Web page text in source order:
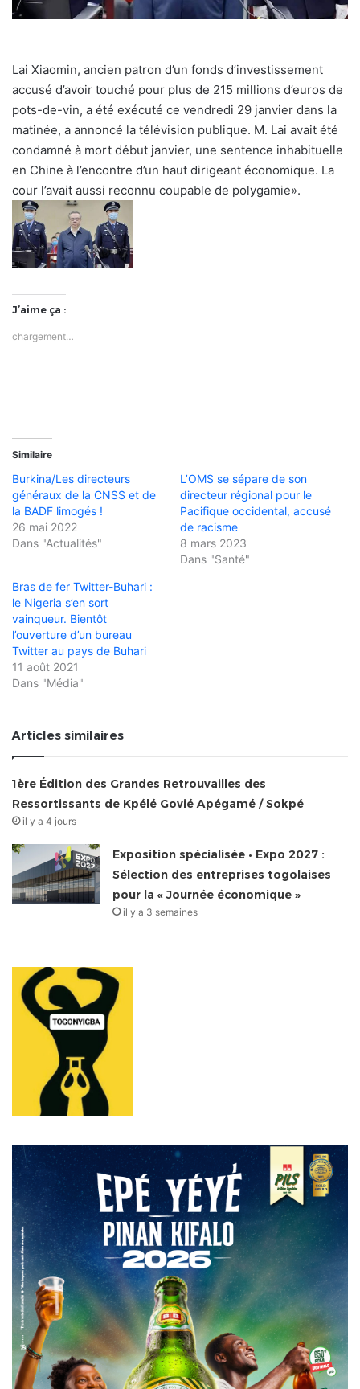
Lai Xiaomin, ancien patron d’un fonds d’investissement
accusé d’avoir touché pour plus de 215 millions d’euros de
pots-de-vin, a été exécuté ce vendredi 29 janvier dans la
matinée, a annoncé la télévision publique. M. Lai avait été
condamné à mort début janvier, une sentence inhabituelle
en Chine à l’encontre d’un haut dirigeant économique. La
cour l’avait aussi reconnu coupable de polygamie».
J’aime ça :
chargement…
Similaire
Burkina/Les directeurs
généraux de la CNSS et de
la BADF limogés !
26 mai 2022
Dans "Actualités"
L’OMS se sépare de son
directeur régional pour le
Pacifique occidental, accusé
de racisme
8 mars 2023
Dans "Santé"
Bras de fer Twitter-Buhari :
le Nigeria s’en sort
vainqueur. Bientôt
l’ouverture d’un bureau
Twitter au pays de Buhari
11 août 2021
Dans "Média"
Articles similaires
1ère Édition des Grandes Retrouvailles des
Ressortissants de Kpélé Govié Apégamé / Sokpé
il y a 4 jours
Exposition spécialisée • Expo 2027 :
Sélection des entreprises togolaises
pour la « Journée économique »
il y a 3 semaines